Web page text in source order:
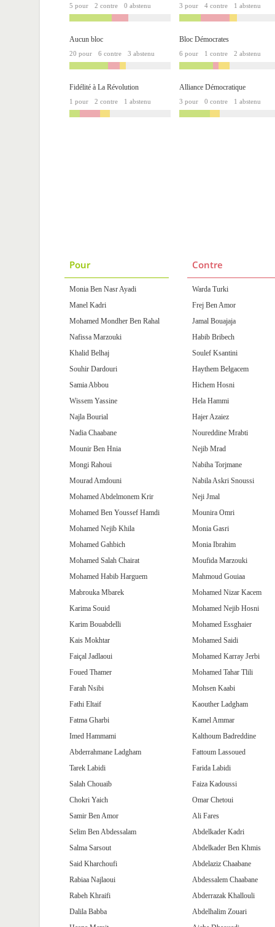
5 pour 2 contre 0 abstenu 3 pour 4 contre 1 abstenu
Aucun bloc
20 pour 6 contre 3 abstenu
Bloc Démocrates
6 pour 1 contre 2 abstenu
Fidélité à La Révolution
1 pour 2 contre 1 abstenu
Alliance Démocratique
3 pour 0 contre 1 abstenu
Pour
Monia Ben Nasr Ayadi
Manel Kadri
Mohamed Mondher Ben Rahal
Nafissa Marzouki
Khalid Belhaj
Souhir Dardouri
Samia Abbou
Wissem Yassine
Najla Bourial
Nadia Chaabane
Mounir Ben Hnia
Mongi Rahoui
Mourad Amdouni
Mohamed Abdelmonem Krir
Mohamed Ben Youssef Hamdi
Mohamed Nejib Khila
Mohamed Gahbich
Mohamed Salah Chairat
Mohamed Habib Harguem
Mabrouka Mbarek
Karima Souid
Karim Bouabdelli
Kais Mokhtar
Faiçal Jadlaoui
Foued Thamer
Farah Nsibi
Fathi Eltaif
Fatma Gharbi
Imed Hammami
Abderrahmane Ladgham
Tarek Labidi
Salah Chouaib
Chokri Yaich
Samir Ben Amor
Selim Ben Abdessalam
Salma Sarsout
Said Kharchoufi
Rabiaa Najlaoui
Rabeh Khraifi
Dalila Babba
Contre
Warda Turki
Frej Ben Amor
Jamal Bouajaja
Habib Bribech
Soulef Ksantini
Haythem Belgacem
Hichem Hosni
Hela Hammi
Hajer Azaiez
Noureddine Mrabti
Nejib Mrad
Nabiha Torjmane
Nabila Askri Snoussi
Neji Jmal
Mounira Omri
Monia Gasri
Monia Ibrahim
Moufida Marzouki
Mahmoud Gouiaa
Mohamed Nizar Kacem
Mohamed Nejib Hosni
Mohamed Essghaier
Mohamed Saidi
Mohamed Karray Jerbi
Mohamed Tahar Tlili
Mohsen Kaabi
Kaouther Ladgham
Kamel Ammar
Kalthoum Badreddine
Fattoum Lassoued
Farida Labidi
Faiza Kadoussi
Omar Chetoui
Ali Fares
Abdelkader Kadri
Abdelkader Ben Khmis
Abdelaziz Chaabane
Abdessalem Chaabane
Abderrazak Khallouli
Abdelhalim Zouari